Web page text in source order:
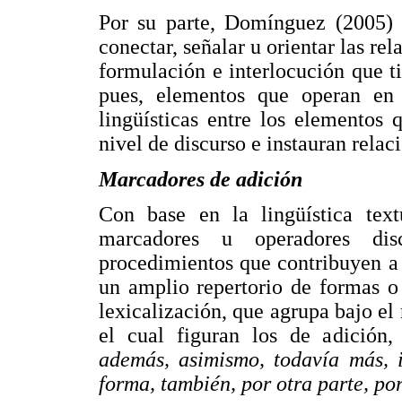
Por su parte, Domínguez
conectar, señalar u orientar las
formulación e interlocución que
pues, elementos que operan
lingüísticas entre los elementos
nivel de discurso e instauran
Marcadores de adición
Con base en la lingüística
marcadores u operadores
procedimientos que contribuyen
un amplio repertorio de formas
lexicalización, que agrupa bajo
el cual figuran los de adición,
además, asimismo, todavía
forma, también, por otra parte,